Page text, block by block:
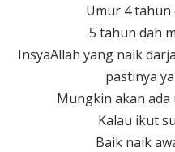
Umur 4 tahun
5 tahun dah
InsyaAllah yang naik
pastinya
Mungkin akan ada
Kalau ikut
Baik naik